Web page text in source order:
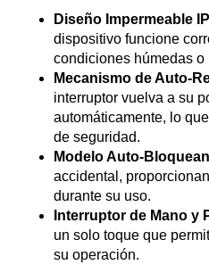
Diseño Impermeable
dispositivo funcione
condiciones húmedas o
Mecanismo de Auto-
interruptor vuelva a su
automáticamente, lo
de seguridad.
Modelo Auto-
accidental,
durante su uso.
Interruptor de Mano y
un solo toque que
su operación.